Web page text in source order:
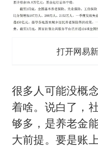
打开网易
很多人可能没概
着啥。说白了，
够多，是养老金
大前提。要是账